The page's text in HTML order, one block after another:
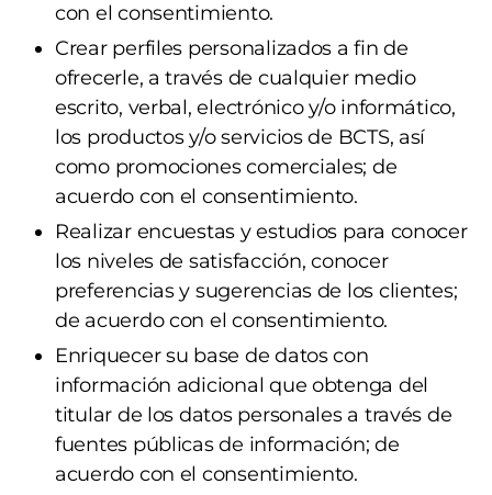
con el consentimiento.
Crear perfiles personalizados a fin de
ofrecerle, a través de cualquier medio
escrito, verbal, electrónico y/o informático,
los productos y/o servicios de BCTS, así
como promociones comerciales; de
acuerdo con el consentimiento.
Realizar encuestas y estudios para conocer
los niveles de satisfacción, conocer
preferencias y sugerencias de los clientes;
de acuerdo con el consentimiento.
Enriquecer su base de datos con
información adicional que obtenga del
titular de los datos personales a través de
fuentes públicas de información; de
acuerdo con el consentimiento.